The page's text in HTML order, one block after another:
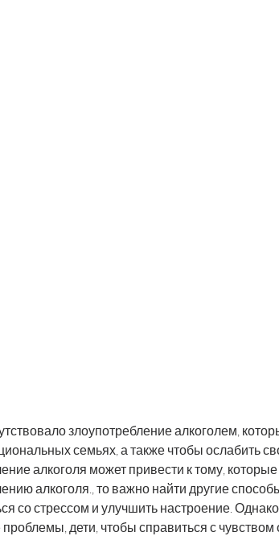
семьях, а также чтобы ослабить
алкоголя может привести к тому,
алкоголя., то важно найти другие
со стрессом и улучшить настроение.
дети, чтобы справиться с чувством